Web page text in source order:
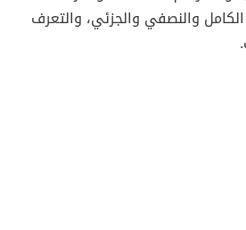
والنصفي والجزئي، والتعرف